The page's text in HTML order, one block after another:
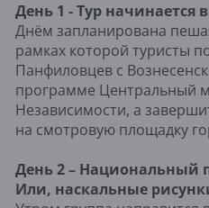
День 1 - Тур начинается
Днём запланирована
рамках которой туристы
Панфиловцев с
программе Центральный
Независимости, а
на смотровую площадку
День 2 – Национальный
Или, наскальные